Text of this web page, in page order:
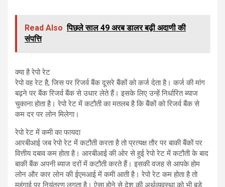
Read Also पिछले साल 49 अरब डालर बढ़ी अदाणी की
संपत्ति
क्या है रेपो रेट
रेपो वह रेट है, जिस पर रिजर्व बैंक दूसरे बैंकों को कर्ज देता है। कर्ज की मांग
बढ़ने पर बैंक रिजर्व बैंक से उधार लेते हैं। इसके लिए उन्हें निर्धारित ब्याज
चुकाना होता है। रेपो रेट में कटौती का मतलब है कि बैंकों को रिजर्व बैंक से
कम दर पर लोन मिलेगा।
रेपो रेट में कमी का फायदा
आरबीआई जब रेपो रेट में कटौती करता है तो प्रत्यक्ष तौर पर बाकी बैंकों पर
वित्तीय दबाव कम होता है। आरबीआई की ओर से हुई रेपो रेट में कटौती के बाद
बाकी बैंक अपनी ब्याज दरों में कटौती करते हैं। इसकी वजह से आपके होम
लोन और कार लोन की ईएमआई में कमी आती है। रेपो रेट कम होता है तो